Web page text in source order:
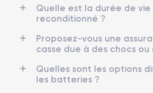
Dimensions
150x75.7x8.3 mm
Écran
IPS LCD 6.1 pouces
Quelle est la durée de vie
reconditionné ?
Proposez-vous une
casse due à des chocs ou
Quelles sont les options
les batteries ?